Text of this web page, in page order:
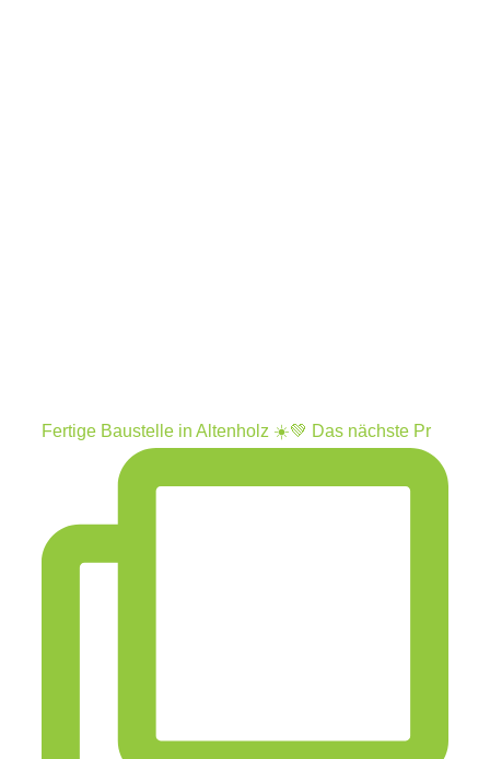
Fertige Baustelle in Altenholz ☀️💚 Das nächste Pr